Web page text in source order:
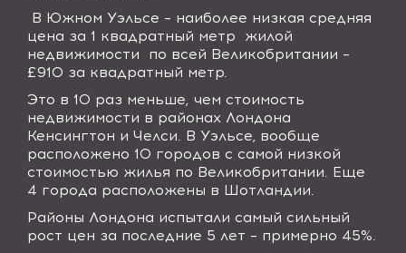
В Южном Уэльсе – наиболее низкая средняя
цена за 1 квадратный метр
жилой
недвижимости
по всей Великобритании –
£910 за квадратный метр.
Это в 10 раз меньше, чем стоимость
недвижимости в районах Лондона
Кенсингтон и Челси. В Уэльсе, вообще
расположено 10 городов с самой низкой
стоимостью жилья по Великобритании. Еще
4 города расположены в Шотландии.
Районы Лондона испытали самый сильный
рост цен за последние 5 лет – примерно 45%.